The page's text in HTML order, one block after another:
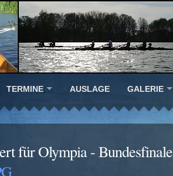
TERMINE AUSLAGE GALERIE
für Olympia -